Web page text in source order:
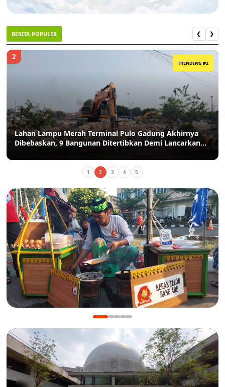
BERITA POPULER ❮ ❯
2
TRENDING #2
Lahan Lampu Merah Terminal Pulo Gadung Akhirnya
Dibebaskan, 9 Bangunan Ditertibkan Demi Lancarkan
1 2 3 4 5
Manis Gurih Jakarta Festival Sukapura: Menikmati
Legenda 18 Tahun Kerak Telor Bang Ade